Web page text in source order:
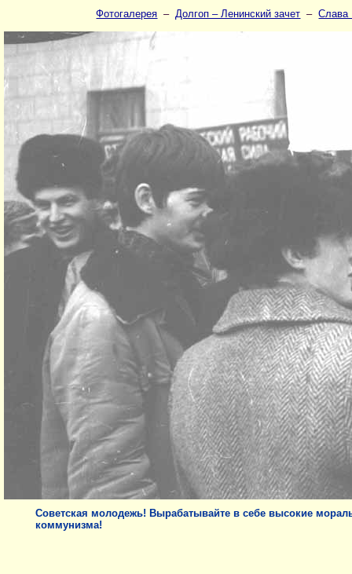
Фотогалерея –Долгоп – Ленинский зачет –Слава
Советская молодежь! Вырабатывайте в себе высокие
коммунизма!